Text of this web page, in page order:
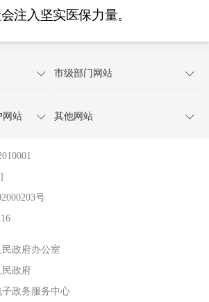
注入坚实医保力量。
市级部门网站
网站 其他网站
号
政府办公室
政府
政务服务中心